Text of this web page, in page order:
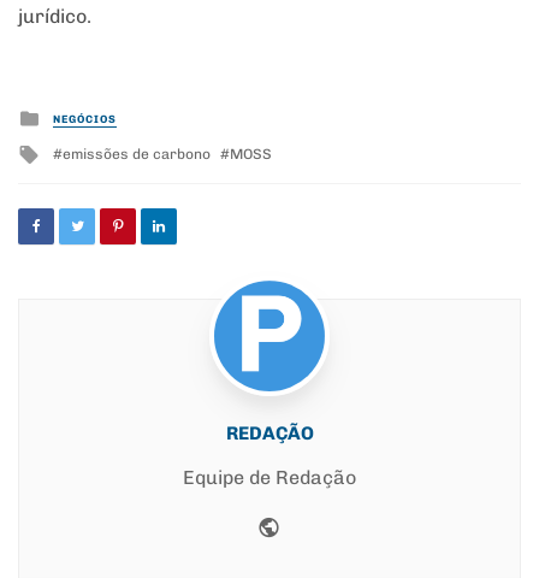
jurídico.
Posted
in
NEGÓCIOS
Tagged
emissões de carbono MOSS
REDAÇÃO
Equipe de Redação